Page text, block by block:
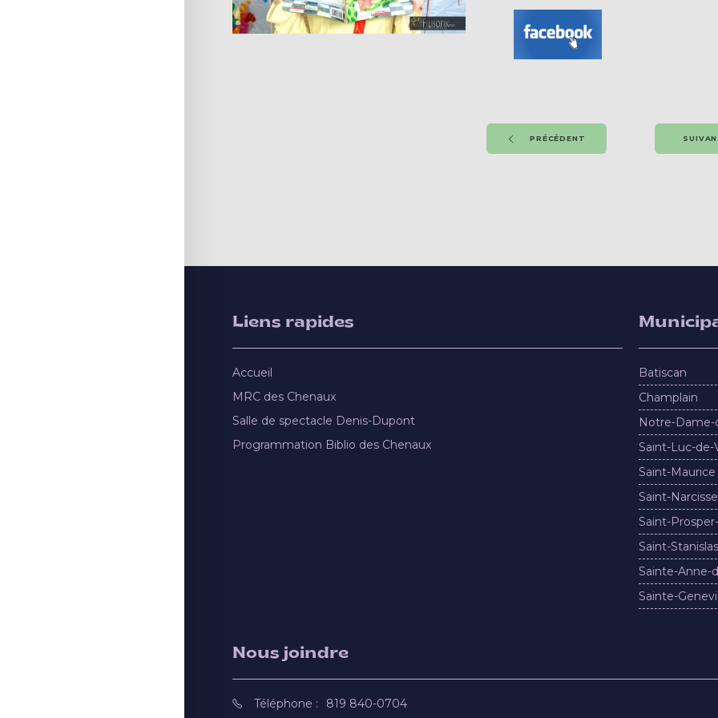
PRÉCÉDENT
Liens rapides
Accueil
MRC des Chenaux
Salle de spectacle Denis-Dupont
Programmation Biblio des Chenaux
Batiscan
Champlain
Notre-
Saint-Luc-de-
Saint-Maurice
Saint-Narcisse
Saint-
Saint-Stanislas
Sainte-Anne-
Sainte-
Nous joindre
Téléphone : 819 840-0704